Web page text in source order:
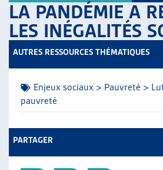
NOS PUBLICATIONS
VEILLE
RESSOURCES
THÉMATIQUES
GUIDE SOCIAL ROMAND
AUTRES
LA PANDÉMIE A
LES INÉGALITÉS
AUTRES RESSOURCES THÉMATIQUES
Enjeux sociaux > Pauvreté >
pauvreté
PARTAGER